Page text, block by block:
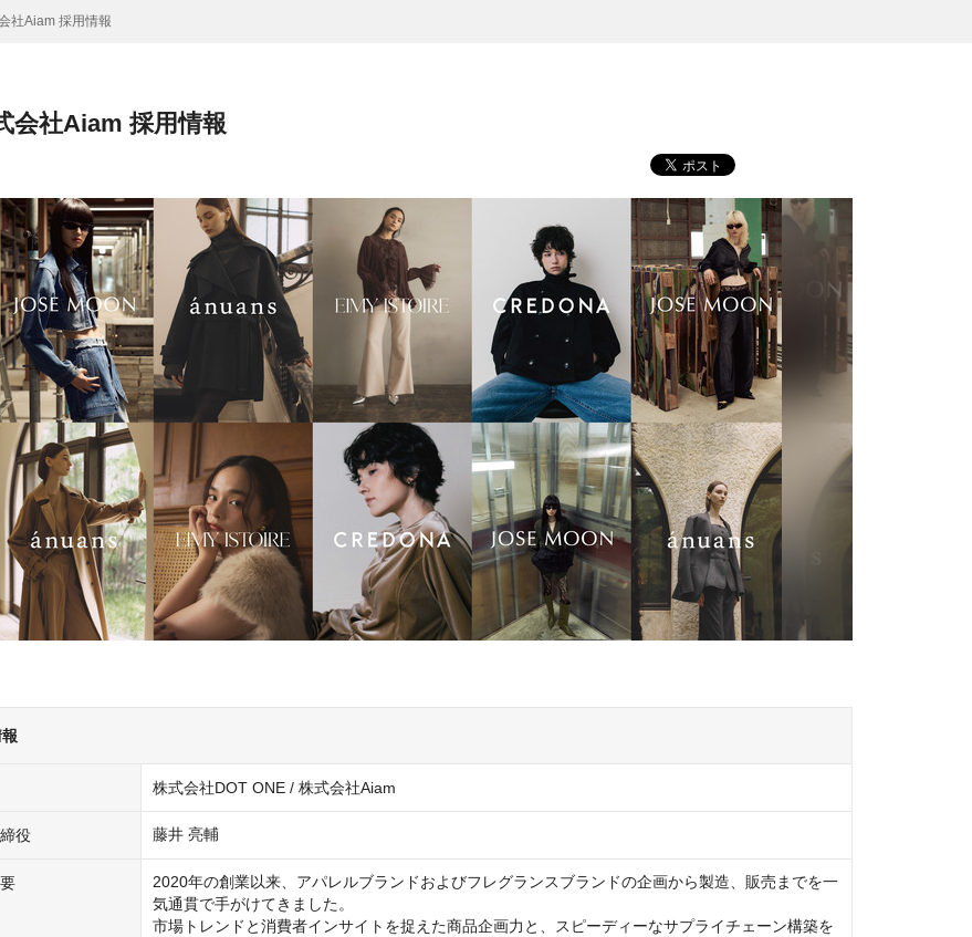
社Aiam 採用情報
会社Aiam 採用情報
株式会社DOT ONE / 株式会社Aiam
役 藤井 亮輔
2020年の創業以来、アパレルブランドおよびフレグランスブランドの企画から製造、販売までを一
気通貫で手がけてきました。
市場トレンドと消費者インサイトを捉えた商品企画力と、スピーディーなサプライチェーン構築を